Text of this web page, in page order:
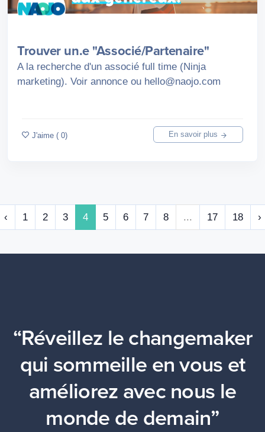
Trouver un.e "Associé/Partenaire"
A la recherche d'un associé full time (Ninja
marketing). Voir annonce ou hello@naojo.com
J'aime ( 0) En savoir plus
‹ 1 2 3 4 5 6 7 8 ... 17 18 ›
“Réveillez le changemaker
qui sommeille en vous et
améliorez avec nous le
monde de demain”